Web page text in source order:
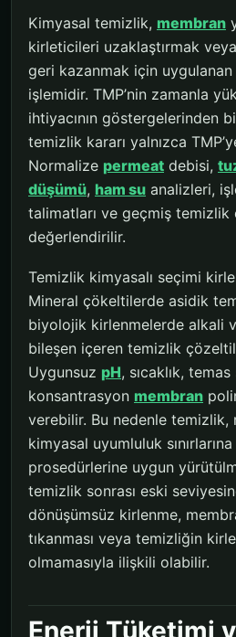
Kimyasal temizlik, membran
kirleticileri uzaklaştırmak
geri kazanmak için
işlemidir. TMP’nin zamanla
ihtiyacının göstergelerinden
temizlik kararı yalnızca
Normalize permeat debisi,
düşümü, ham su analizleri,
talimatları ve geçmiş temizlik
değerlendirilir.
Temizlik kimyasalı seçimi
Mineral çökeltilerde asidik
biyolojik kirlenmelerde alkali
bileşen içeren temizlik
Uygunsuz pH, sıcaklık,
konsantrasyon membran
verebilir. Bu nedenle temizlik,
kimyasal uyumluluk
prosedürlerine uygun
temizlik sonrası eski
dönüşümsüz kirlenme,
tıkanması veya temizliğin
olmamasıyla ilişkili olabilir.
Enerji Tüketimi